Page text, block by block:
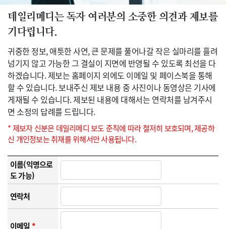
데일리메디는 독자 여러분의 소중한 의견과 제보를
기다립니다.
귀중한 정보, 애틋한 사연, 큰 문제를 풀어나갈 작은 실마리를 흘려
넘기지 않고 가능한 그 결실이 지면에 반영될 수 있도록 최선을 다
하겠습니다. 제보는 홈페이지 외에도 이메일 및 페이스북을 통해
할 수 있습니다. 보내주신 제보 내용 중 사진이나 동영상은 기사에
게재될 수 있습니다. 제보된 내용에 대해서는 연락처를 남겨주시
면 소정의 답례를 드립니다.
* 제보자 신분은 데일리메디 보도 준칙에 따라 철저히 보호되며, 제공하
신 개인정보는 취재를 위해서만 사용됩니다.
이름(익명으로
도 가능)
연락처
이메일*